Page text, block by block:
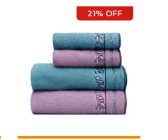
21% OFF